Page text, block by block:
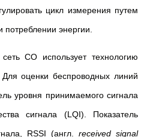
цикл измерения путем
энергии.
СО использует технологию
оценки беспроводных линий
уровня принимаемого сигнала
сигнала (LQI). Показатель
RSSI (англ. received signal